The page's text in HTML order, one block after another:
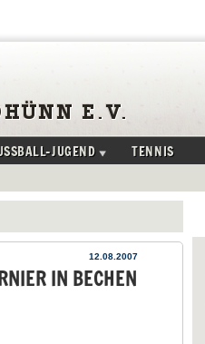
JUGEND TENNIS
12.08.2007
IN BECHEN